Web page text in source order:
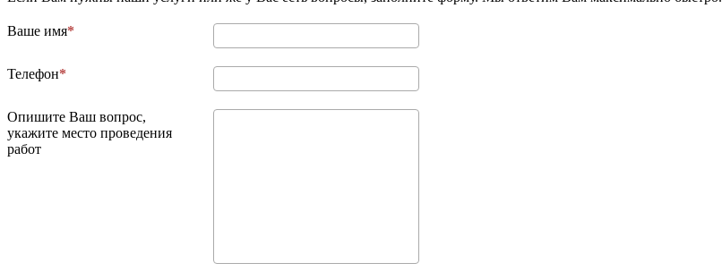
Ваше имя
Телефон
Опишите Ваш вопрос,
укажите место проведения
работ